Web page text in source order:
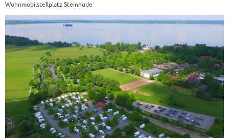
Wohnmobilstellplatz Steinhude